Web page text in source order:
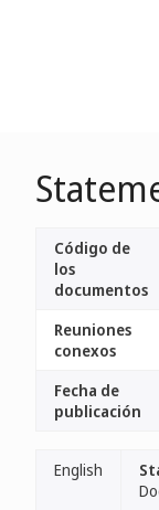
Código de
los
documentos
Reuniones
conexos
Fecha de
publicación
English